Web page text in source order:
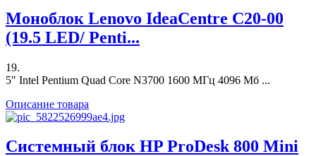
Моноблок Lenovo IdeaCentre C20-00
(19.5 LED/ Penti...
19.
5" Intel Pentium Quad Core N3700 1600 МГц 4096 Мб ...
Описание товара
Системный блок HP ProDesk 800 Mini